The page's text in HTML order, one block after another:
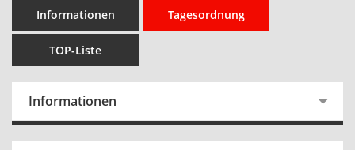
Informationen Tagesordnung
TOP-Liste
Informationen